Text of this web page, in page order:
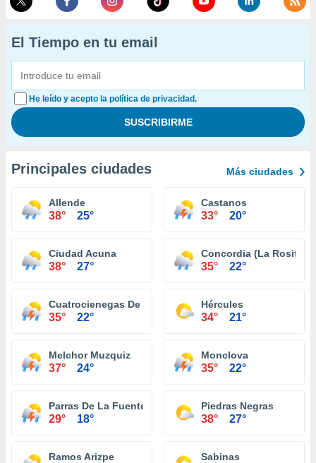
El Tiempo en tu email
He leído y acepto la política de privacidad.
Principales ciudades Más ciudades
Allende
38° 25°
Castanos
33° 20°
Ciudad Acuna
38° 27°
Concordia (La Rosita)
35° 22°
Cuatrocienegas De Carranza
35° 22°
Hércules
34° 21°
Melchor Muzquiz
37° 24°
Monclova
35° 22°
Parras De La Fuente
29° 18°
Piedras Negras
38° 27°
Ramos Arizpe Sabinas